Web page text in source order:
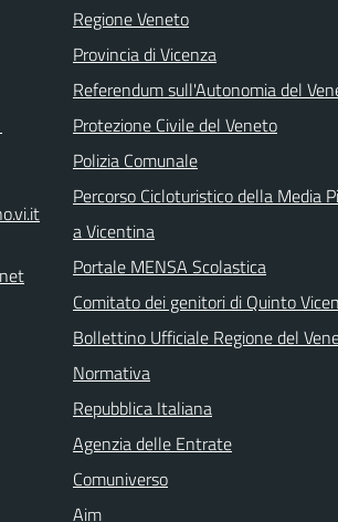
Regione Veneto
Provincia di Vicenza
Referendum sull'Autonomia del
Protezione Civile del Veneto
Polizia Comunale
Percorso Cicloturistico della Media
a Vicentina
Portale MENSA Scolastica
Comitato dei genitori di Quinto
Bollettino Ufficiale Regione del
Normativa
Repubblica Italiana
Agenzia delle Entrate
Comuniverso
Aim